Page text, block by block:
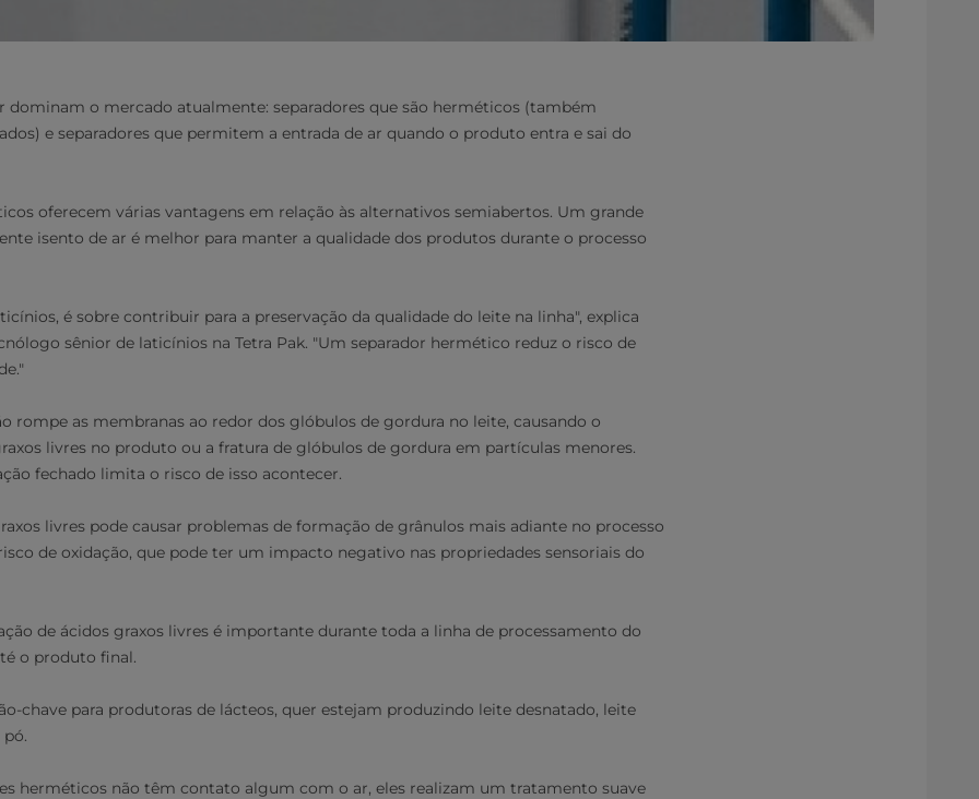
dominam o mercado atualmente: separadores que são herméticos (também
e separadores que permitem a entrada de ar quando o produto entra e sai do
oferecem várias vantagens em relação às alternativos semiabertos. Um grande
isento de ar é melhor para manter a qualidade dos produtos durante o processo
é sobre contribuir para a preservação da qualidade do leite na linha", explica
sênior de laticínios na Tetra Pak. "Um separador hermético reduz o risco de
rompe as membranas ao redor dos glóbulos de gordura no leite, causando o
livres no produto ou a fratura de glóbulos de gordura em partículas menores.
fechado limita o risco de isso acontecer.
livres pode causar problemas de formação de grânulos mais adiante no processo
de oxidação, que pode ter um impacto negativo nas propriedades sensoriais do
de ácidos graxos livres é importante durante toda a linha de processamento do
o produto final.
chave para produtoras de lácteos, quer estejam produzindo leite desnatado, leite
herméticos não têm contato algum com o ar, eles realizam um tratamento suave